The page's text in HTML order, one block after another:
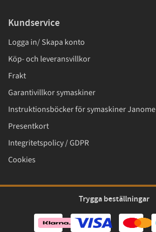
Kundservice
Logga in/ Skapa konto
Köp- och leveransvillkor
Frakt
Garantivillkor symaskiner
Instruktionsböcker för symaskiner Janome
Presentkort
Integritetspolicy / GDPR
Cookies
Trygga beställningar